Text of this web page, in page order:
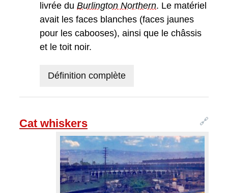
livrée du Burlington Northern. Le matériel
avait les faces blanches (faces jaunes
pour les cabooses), ainsi que le châssis
et le toit noir.
Définition complète
🔗
Cat whiskers